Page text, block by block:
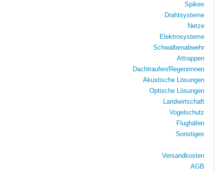
Spikes
Drahtsysteme
Netze
Elektrosysteme
Schwalbenabwehr
Attrappen
Dachtraufen/Regenrinnen
Akustische Lösungen
Optische Lösungen
Landwirtschaft
Vogelschutz
Flughäfen
Sonstiges
Versandkosten
AGB